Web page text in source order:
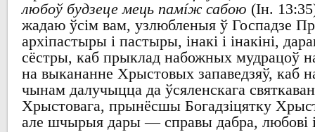
любоў будзеце мець памíж сабою (Ін.
жадаю ўсім вам,узлюбленыя ў Госпадзе
архіпастыры і пастыры,інакі і інакіні,
сёстры,каб прыклад набожных мудрацоў
навыкананне Хрыстовых запаведзяў,каб
чынам далучыцца да ўсяленскага
Хрыстовага,прынёсшы Богадзіцятку
але шчырыя дары —справы дабра,любові